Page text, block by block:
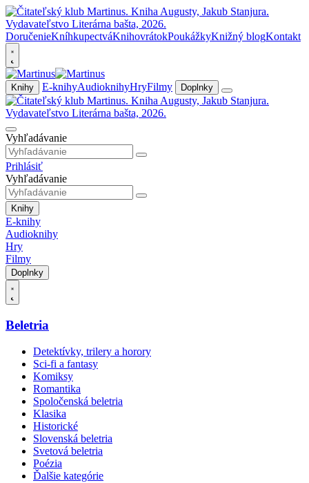
DoručenieKníhkupectváKnihovrátokPoukážkyKnižný blogKontakt
Knihy E-knihyAudioknihyHryFilmy Doplnky
Vyhľadávanie
Prihlásiť
Vyhľadávanie
Knihy
E-knihy
Audioknihy
Hry
Filmy
Doplnky
Beletria
Detektívky, trilery a horory
Sci-fi a fantasy
Komiksy
Romantika
Spoločenská beletria
Klasika
Historické
Slovenská beletria
Svetová beletria
Poézia
Ďalšie kategórie